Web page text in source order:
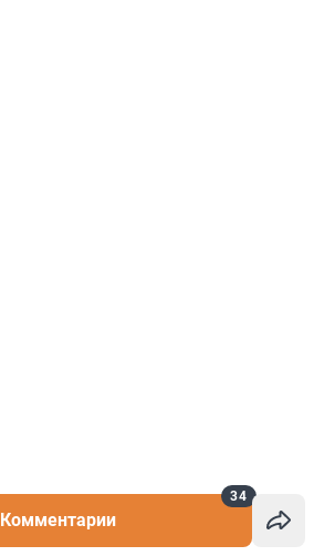
Комментарии
34